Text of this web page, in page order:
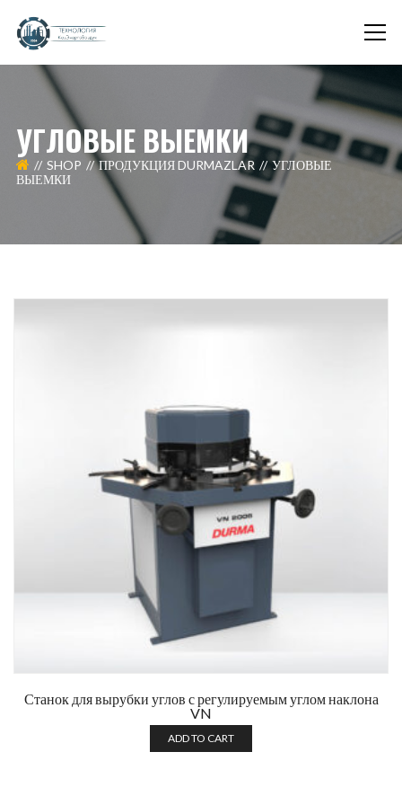
УГЛОВЫЕ ВЫЕМКИ
SHOP ПРОДУКЦИЯ DURMAZLAR
УГЛОВЫЕ
ВЫЕМКИ
Станок для вырубки углов с регулируемым углом наклона
VN
ADD TO CART